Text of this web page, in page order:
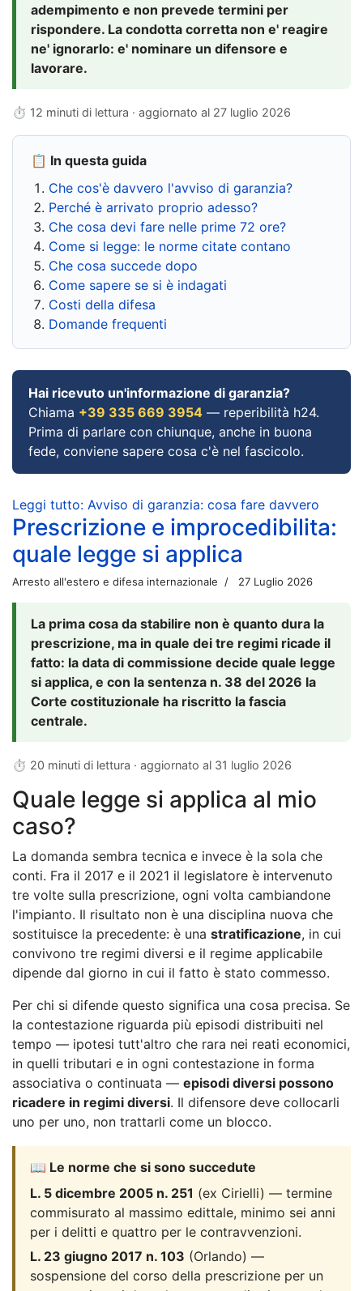
adempimento e non prevede termini per
rispondere. La condotta corretta non e' reagire
ne' ignorarlo: e' nominare un difensore e
lavorare.
⏱ 12 minuti di lettura · aggiornato al 27 luglio 2026
📋 In questa guida
Che cos'è davvero l'avviso di garanzia?
Perché è arrivato proprio adesso?
Che cosa devi fare nelle prime 72 ore?
Come si legge: le norme citate contano
Che cosa succede dopo
Come sapere se si è indagati
Costi della difesa
Domande frequenti
Hai ricevuto un'informazione di garanzia?
Chiama +39 335 669 3954 — reperibilità h24.
Prima di parlare con chiunque, anche in buona
fede, conviene sapere cosa c'è nel fascicolo.
Leggi tutto: Avviso di garanzia: cosa fare davvero
Prescrizione e improcedibilita:
quale legge si applica
Arresto all'estero e difesa internazionale 27 Luglio 2026
La prima cosa da stabilire non è quanto dura la
prescrizione, ma in quale dei tre regimi ricade il
fatto: la data di commissione decide quale legge
si applica, e con la sentenza n. 38 del 2026 la
Corte costituzionale ha riscritto la fascia
centrale.
⏱ 20 minuti di lettura · aggiornato al 31 luglio 2026
Quale legge si applica al mio
caso?
La domanda sembra tecnica e invece è la sola che
conti. Fra il 2017 e il 2021 il legislatore è intervenuto
tre volte sulla prescrizione, ogni volta cambiandone
l'impianto. Il risultato non è una disciplina nuova che
sostituisce la precedente: è una stratificazione, in cui
convivono tre regimi diversi e il regime applicabile
dipende dal giorno in cui il fatto è stato commesso.
Per chi si difende questo significa una cosa precisa. Se
la contestazione riguarda più episodi distribuiti nel
tempo — ipotesi tutt'altro che rara nei reati economici,
in quelli tributari e in ogni contestazione in forma
associativa o continuata — episodi diversi possono
ricadere in regimi diversi. Il difensore deve collocarli
uno per uno, non trattarli come un blocco.
📖 Le norme che si sono succedute
L. 5 dicembre 2005 n. 251 (ex Cirielli) — termine
commisurato al massimo edittale, minimo sei anni
per i delitti e quattro per le contravvenzioni.
L. 23 giugno 2017 n. 103 (Orlando) —
sospensione del corso della prescrizione per un